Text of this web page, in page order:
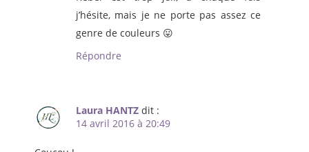
j’hésite, mais je ne porte pas assez ce
genre de couleurs 😛
Répondre
Laura HANTZ dit :
14 avril 2016 à 20:49